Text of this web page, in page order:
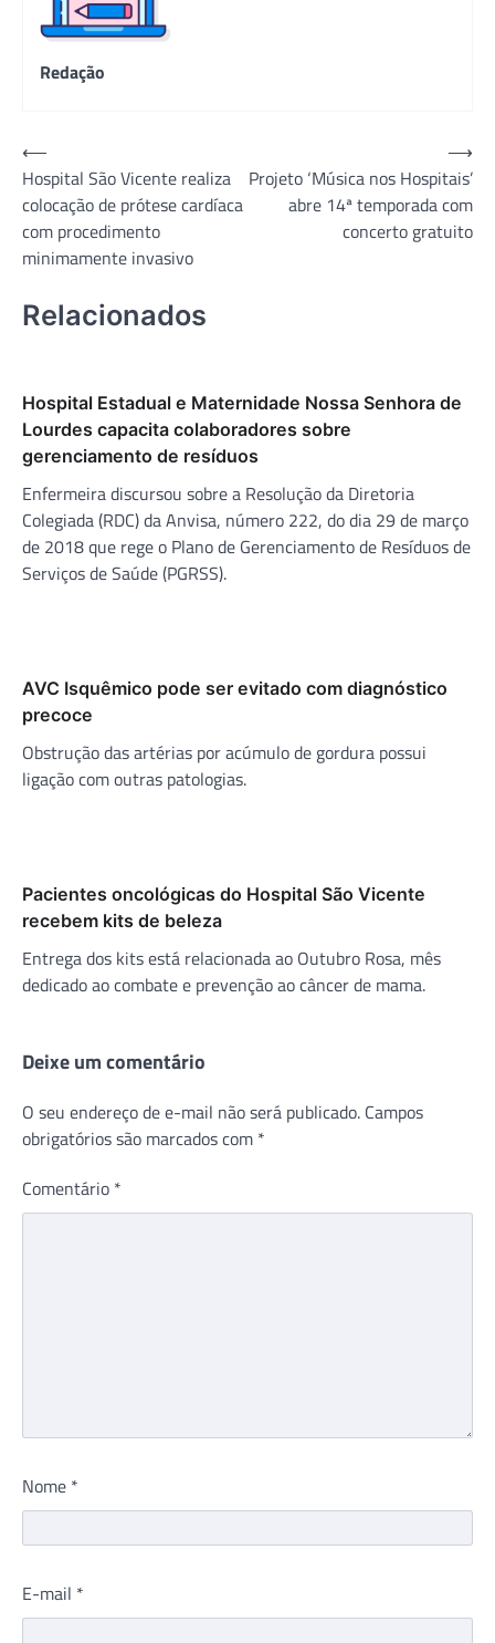
Redação
Navegação
de
Post
⟵
Hospital São Vicente realiza
colocação de prótese cardíaca
com procedimento
minimamente invasivo
Projeto ‘Música nos Hospitais’
abre 14ª temporada com
concerto gratuito
⟶
Relacionados
Hospital Estadual e Maternidade Nossa Senhora de
Lourdes capacita colaboradores sobre
gerenciamento de resíduos
Enfermeira discursou sobre a Resolução da Diretoria
Colegiada (RDC) da Anvisa, número 222, do dia 29 de março
de 2018 que rege o Plano de Gerenciamento de Resíduos de
Serviços de Saúde (PGRSS).
AVC Isquêmico pode ser evitado com diagnóstico
precoce
Obstrução das artérias por acúmulo de gordura possui
ligação com outras patologias.
Pacientes oncológicas do Hospital São Vicente
recebem kits de beleza
Entrega dos kits está relacionada ao Outubro Rosa, mês
dedicado ao combate e prevenção ao câncer de mama.
Deixe um comentário
O seu endereço de e-mail não será publicado. Campos
obrigatórios são marcados com *
Comentário *
Nome *
E-mail *